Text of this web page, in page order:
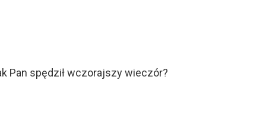
Pan spędził wczorajszy wieczór?